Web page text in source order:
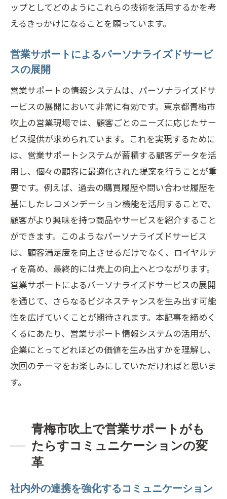
ップとしてどのようにこれらの技術を活用するかを考
えるきっかけになることを願っています。
営業サポートによるパーソナライズドサービ
スの展開
営業サポートの情報システムは、パーソナライズドサ
ービスの展開において非常に有効です。東京都青梅市
吹上の営業現場では、顧客ごとのニーズに応じたサー
ビス提供が求められています。これを実現するために
は、営業サポートシステムが蓄積する顧客データを活
用し、個々の顧客に最適化された提案を行うことが重
要です。例えば、過去の購買履歴や問い合わせ履歴を
基にしたレコメンデーション機能を活用することで、
顧客がより興味を持つ商品やサービスを紹介すること
ができます。このようなパーソナライズドサービス
は、顧客満足度を向上させるだけでなく、ロイヤルテ
ィを高め、最終的には売上の向上へとつながります。
営業サポートによるパーソナライズドサービスの展開
を通じて、さらなるビジネスチャンスを生み出す可能
性を広げていくことが期待されます。本記事を締めく
くるにあたり、営業サポート情報システムの活用が、
企業にとってどれほどの価値を生み出すかを理解し、
次回のテーマをお楽しみにしていただければと思いま
す。
青梅市吹上で営業サポートがも
たらすコミュニケーションの変
革
社内外の連携を強化するコミュニケーション